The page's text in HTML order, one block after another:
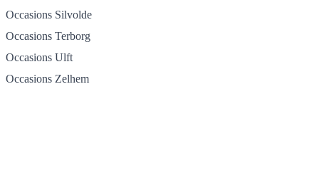
Occasions Silvolde
Occasions Terborg
Occasions Ulft
Occasions Zelhem